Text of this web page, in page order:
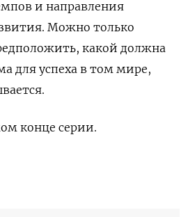
и направления
Можно только
какой должна
для успеха в том мире,
конце серии.